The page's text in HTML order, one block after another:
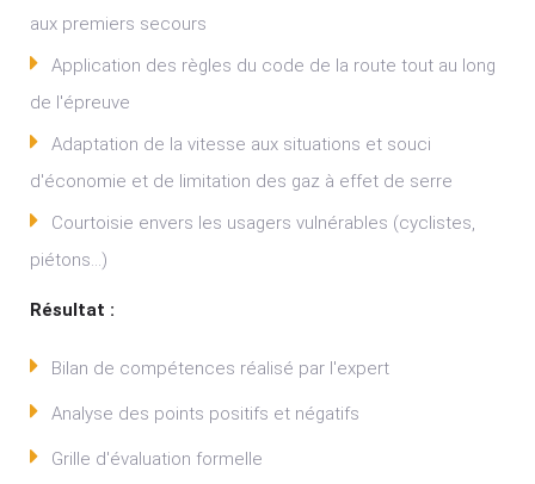
aux premiers secours
Application des règles du code de la route tout au long
de l'épreuve
Adaptation de la vitesse aux situations et souci
d'économie et de limitation des gaz à effet de serre
Courtoisie envers les usagers vulnérables (cyclistes,
piétons...)
Résultat :
Bilan de compétences réalisé par l'expert
Analyse des points positifs et négatifs
Grille d'évaluation formelle